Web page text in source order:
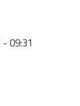
09:31